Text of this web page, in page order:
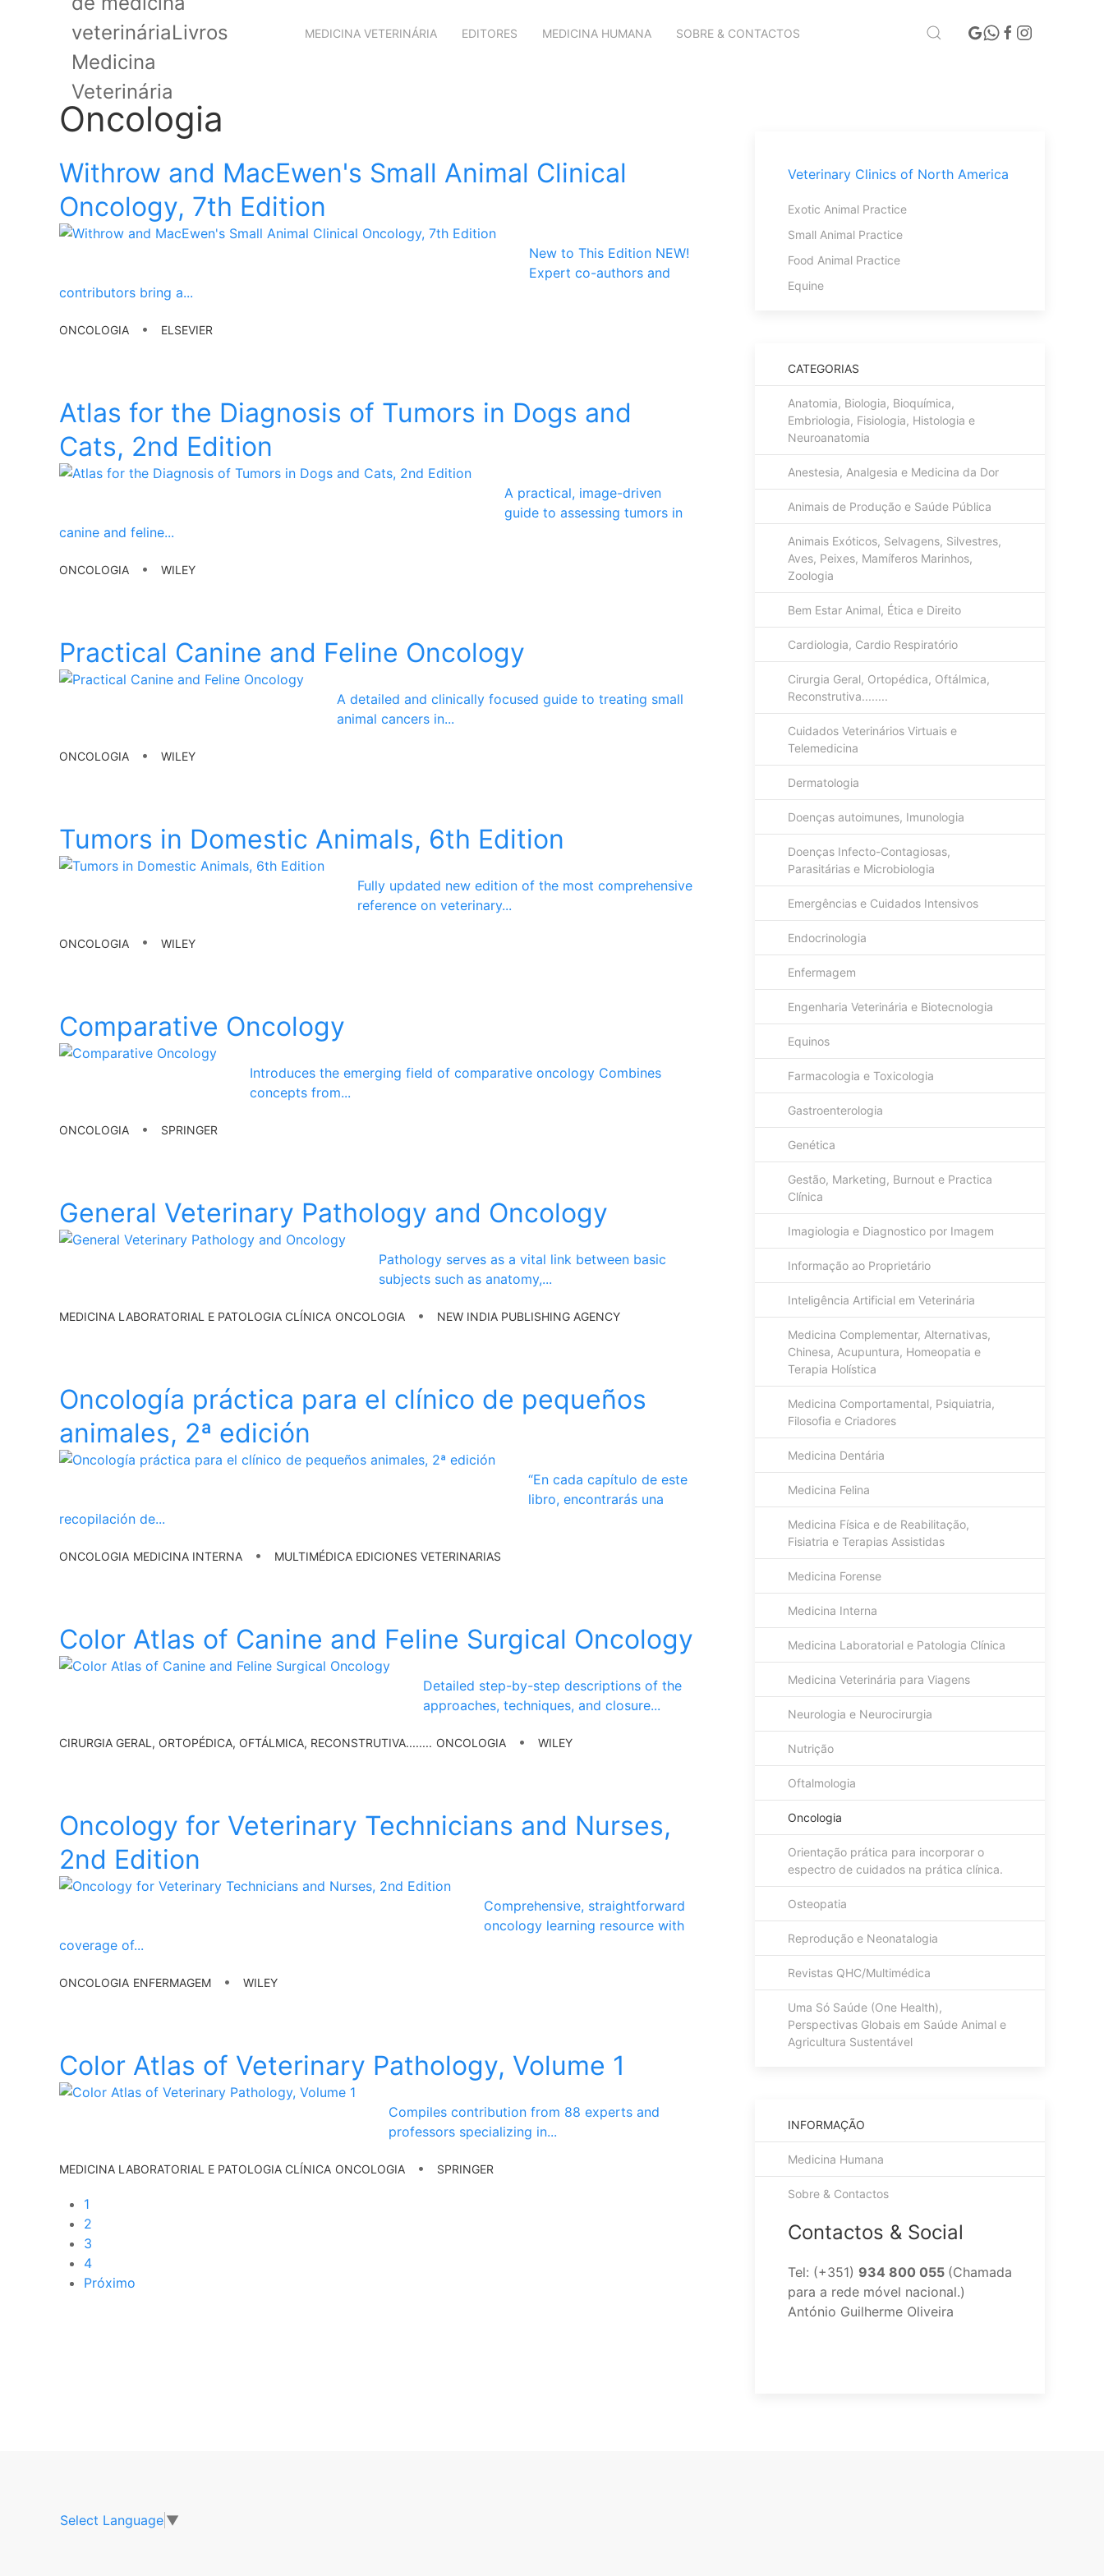
MEDICINA VETERINÁRIA EDITORES MEDICINA HUMANA SOBRE & CONTACTOS
Oncologia
Withrow and MacEwen's Small Animal Clinical
Oncology, 7th Edition
New to This Edition NEW!
Expert co-authors and
contributors bring a...
ONCOLOGIA • ELSEVIER
Atlas for the Diagnosis of Tumors in Dogs and
Cats, 2nd Edition
A practical, image-driven
guide to assessing tumors in
canine and feline...
ONCOLOGIA • WILEY
Practical Canine and Feline Oncology
A detailed and clinically focused guide to treating small
animal cancers in...
ONCOLOGIA • WILEY
Tumors in Domestic Animals, 6th Edition
Fully updated new edition of the most comprehensive
reference on veterinary...
ONCOLOGIA • WILEY
Comparative Oncology
Introduces the emerging field of comparative oncology Combines
concepts from...
ONCOLOGIA • SPRINGER
General Veterinary Pathology and Oncology
Pathology serves as a vital link between basic
subjects such as anatomy,...
MEDICINA LABORATORIAL E PATOLOGIA CLÍNICA ONCOLOGIA • NEW INDIA PUBLISHING AGENCY
Oncología práctica para el clínico de pequeños
animales, 2ª edición
“En cada capítulo de este
libro, encontrarás una
recopilación de...
ONCOLOGIA MEDICINA INTERNA • MULTIMÉDICA EDICIONES VETERINARIAS
Color Atlas of Canine and Feline Surgical Oncology
Detailed step-by-step descriptions of the
approaches, techniques, and closure...
CIRURGIA GERAL, ORTOPÉDICA, OFTÁLMICA, RECONSTRUTIVA........ ONCOLOGIA • WILEY
Oncology for Veterinary Technicians and Nurses,
2nd Edition
Comprehensive, straightforward
oncology learning resource with
coverage of...
ONCOLOGIA ENFERMAGEM • WILEY
Color Atlas of Veterinary Pathology, Volume 1
Compiles contribution from 88 experts and
professors specializing in...
MEDICINA LABORATORIAL E PATOLOGIA CLÍNICA ONCOLOGIA • SPRINGER
1
2
3
4
Próximo
Veterinary Clinics of North America
Exotic Animal Practice
Small Animal Practice
Food Animal Practice
Equine
CATEGORIAS
Anatomia, Biologia, Bioquímica,
Embriologia, Fisiologia, Histologia e
Neuroanatomia
Anestesia, Analgesia e Medicina da Dor
Animais de Produção e Saúde Pública
Animais Exóticos, Selvagens, Silvestres,
Aves, Peixes, Mamíferos Marinhos,
Zoologia
Bem Estar Animal, Ética e Direito
Cardiologia, Cardio Respiratório
Cirurgia Geral, Ortopédica, Oftálmica,
Reconstrutiva........
Cuidados Veterinários Virtuais e
Telemedicina
Dermatologia
Doenças autoimunes, Imunologia
Doenças Infecto-Contagiosas,
Parasitárias e Microbiologia
Emergências e Cuidados Intensivos
Endocrinologia
Enfermagem
Engenharia Veterinária e Biotecnologia
Equinos
Farmacologia e Toxicologia
Gastroenterologia
Genética
Gestão, Marketing, Burnout e Practica
Clínica
Imagiologia e Diagnostico por Imagem
Informação ao Proprietário
Inteligência Artificial em Veterinária
Medicina Complementar, Alternativas,
Chinesa, Acupuntura, Homeopatia e
Terapia Holística
Medicina Comportamental, Psiquiatria,
Filosofia e Criadores
Medicina Dentária
Medicina Felina
Medicina Física e de Reabilitação,
Fisiatria e Terapias Assistidas
Medicina Forense
Medicina Interna
Medicina Laboratorial e Patologia Clínica
Medicina Veterinária para Viagens
Neurologia e Neurocirurgia
Nutrição
Oftalmologia
Oncologia
Orientação prática para incorporar o
espectro de cuidados na prática clínica.
Osteopatia
Reprodução e Neonatalogia
Revistas QHC/Multimédica
Uma Só Saúde (One Health),
Perspectivas Globais em Saúde Animal e
Agricultura Sustentável
INFORMAÇÃO
Medicina Humana
Sobre & Contactos
Contactos & Social
Tel: (+351) 934 800 055 (Chamada
para a rede móvel nacional.)
António Guilherme Oliveira
Select Language ▼